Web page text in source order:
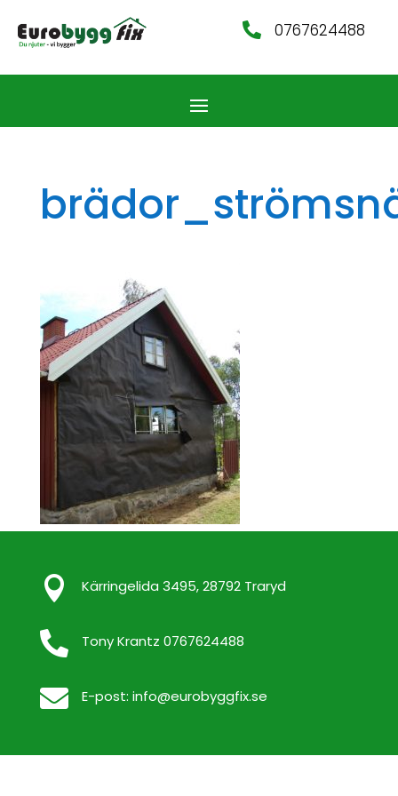
 0767624488
 Kärringelida 3495, 28792 Traryd
 Tony Krantz 0767624488
 E-post: info@eurobyggfix.se